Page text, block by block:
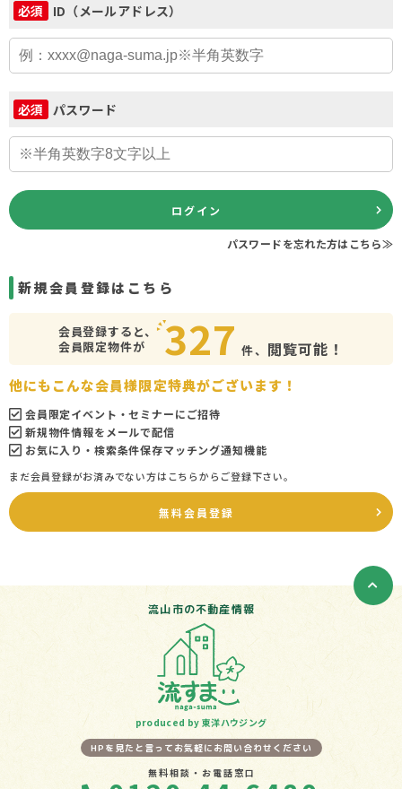
必須 ID（メールアドレス）
必須 パスワード
ログイン
パスワードを忘れた方はこちら≫
新規会員登録はこちら
会員登録すると、
会員限定物件が
327 件、 閲覧可能！
他にもこんな会員様限定特典がございます！
会員限定イベント・セミナーにご招待
新規物件情報をメールで配信
お気に入り・検索条件保存マッチング通知機能
まだ会員登録がお済みでない方はこちらからご登録下さい。
無料会員登録
流山市の不動産情報
produced by 東洋ハウジング
HPを見たと言ってお気軽にお問い合わせください
無料相談・お電話窓口